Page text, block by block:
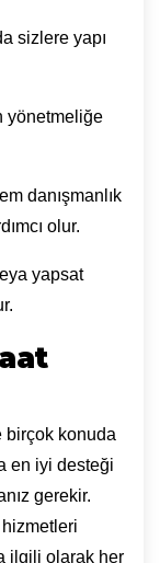
sizlere yapı
yönetmeliğe
danışmanlık
olur.
yapsat
birçok konuda
en iyi desteği
gerekir.
ilgili olarak her